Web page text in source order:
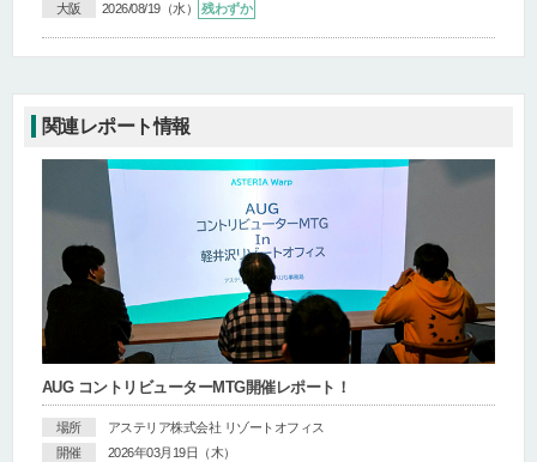
大阪 2026/08/19（水） 残わずか
関連レポート情報
AUG コントリビューターMTG開催レポート！
場所
アステリア株式会社 リゾートオフィス
開催
2026年03月19日（木）